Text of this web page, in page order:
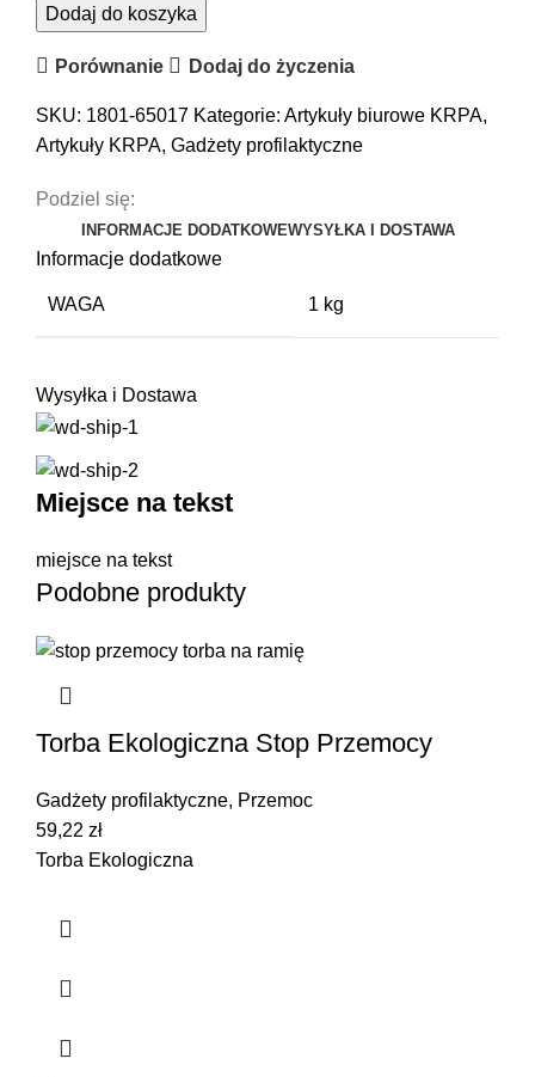
Komisja
Problemów
Dodaj do koszyka
Porównanie Dodaj do życzenia
SKU: 1801-65017 Kategorie: Artykuły biurowe KRPA,
Artykuły KRPA, Gadżety profilaktyczne
Podziel się:
INFORMACJE DODATKOWEWYSYŁKA I DOSTAWA
Informacje dodatkowe
WAGA 1 kg
Wysyłka i Dostawa
Miejsce na tekst
miejsce na tekst
Podobne produkty
Torba Ekologiczna Stop Przemocy
Gadżety profilaktyczne, Przemoc
59,22 zł
Torba Ekologiczna